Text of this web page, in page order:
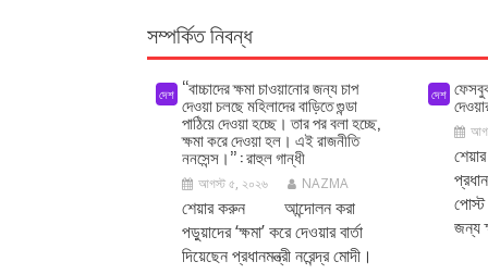
সম্পর্কিত নিবন্ধ
দেশ ‘‘বাচ্চাদের ক্ষমা চাওয়ানোর জন্য চাপ
দেওয়া চলছে মহিলাদের বাড়িতে গুন্ডা
পাঠিয়ে দেওয়া হচ্ছে। তার পর বলা হচ্ছে,
ক্ষমা করে দেওয়া হল। এই রাজনীতি
ননসেন্স।’’ : রাহুল গান্ধী
আগস্ট ৫, ২০২৬ NAZMA
শেয়ার করুন আন্দোলন করা
পড়ুয়াদের ‘ক্ষমা’ করে দেওয়ার বার্তা
দিয়েছেন প্রধানমন্ত্রী নরেন্দ্র মোদী।
দেশ
পোস্ট
জন্য